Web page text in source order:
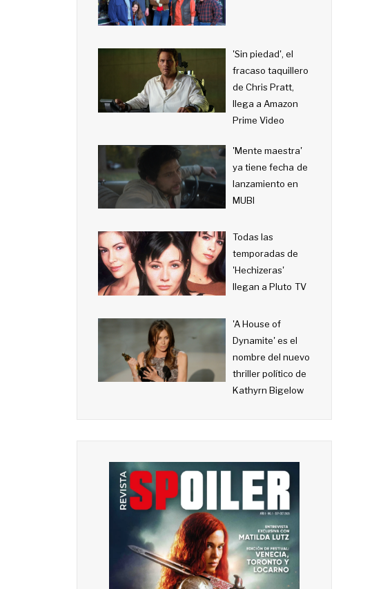
'Sin piedad', el
fracaso taquillero
de Chris Pratt,
llega a Amazon
Prime Video
'Mente maestra'
ya tiene fecha de
lanzamiento en
MUBI
Todas las
temporadas de
'Hechizeras'
llegan a Pluto TV
'A House of
Dynamite' es el
nombre del nuevo
thriller político de
Kathyrn Bigelow